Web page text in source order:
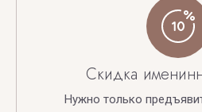
Скидка
Нужно только